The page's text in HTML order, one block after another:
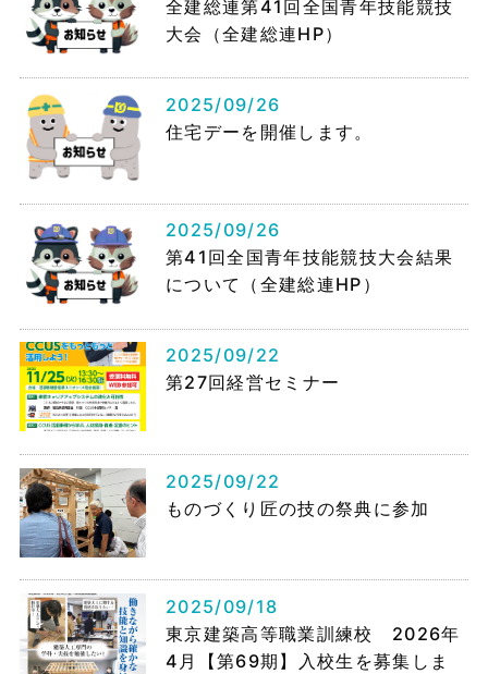
全建総連第41回全国青年技能競技
大会（全建総連HP）
2025/09/26
住宅デーを開催します。
2025/09/26
第41回全国青年技能競技大会結果
について（全建総連HP）
2025/09/22
第27回経営セミナー
2025/09/22
ものづくり匠の技の祭典に参加
2025/09/18
東京建築高等職業訓練校 2026年
4月【第69期】入校生を募集しま